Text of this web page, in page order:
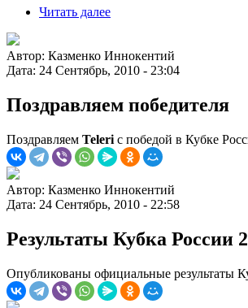
Читать далее
Автор: Казменко Иннокентий
Дата: 24 Сентябрь, 2010 - 23:04
Поздравляем победителя
Поздравляем Teleri с победой в Кубке
Автор: Казменко Иннокентий
Дата: 24 Сентябрь, 2010 - 22:58
Результаты Кубка России
Опубликованы официальные результаты